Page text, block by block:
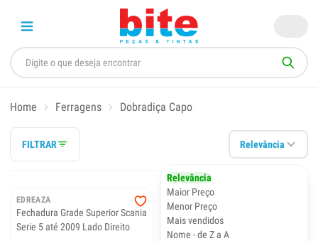
Home Ferragens Dobradiça Capo
FILTRAR Relevância
Relevância
Maior Preço
Menor Preço
Mais vendidos
Nome - de Z a A
EDREAZA
Fechadura Grade Superior Scania
Serie 5 até 2009 Lado Direito
Fechadura Grade Superior Scania
Serie 5 até 2009 Lado Esquerdo